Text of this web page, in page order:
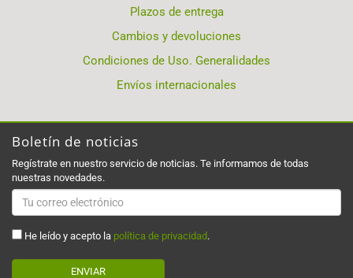
Plazos de entrega
Cambios y devoluciones
Condiciones de Uso. Generalidades
Envíos internacionales
Boletín de noticias
Regístrate en nuestro servicio de noticias. Te informamos de todas
nuestras novedades.
He leído y acepto la política de privacidad .
ENVIAR